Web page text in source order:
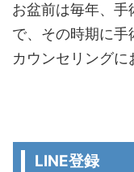
お盆前は毎年、
で、その時期に
カウンセリングに
LINE登録